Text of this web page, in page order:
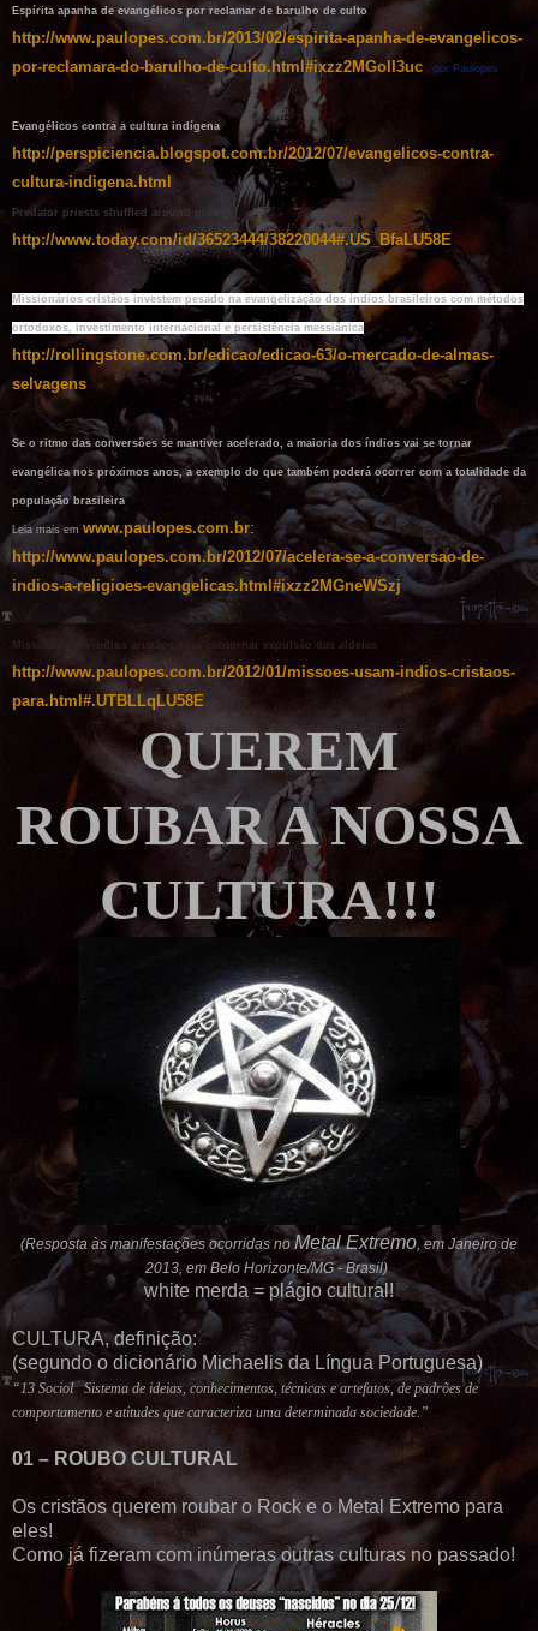
Espírita apanha de evangélicos por reclamar de barulho de culto
http://www.paulopes.com.br/2013/02/espirita-apanha-de-evangelicos-
por-reclamara-do-barulho-de-culto.html#ixzz2MGoII3uc , por Paulopes
Evangélicos contra a cultura indígena
http://perspiciencia.blogspot.com.br/2012/07/evangelicos-contra-
cultura-indigena.html
Predator priests shuffled around globe
http://www.today.com/id/36523444/38220044#.US_BfaLU58E
Missionários cristãos investem pesado na evangelização dos índios brasileiros com métodos
ortodoxos, investimento internacional e persistência messiânica
http://rollingstone.com.br/edicao/edicao-63/o-mercado-de-almas-
selvagens
Se o ritmo das conversões se mantiver acelerado, a maioria dos índios vai se tornar
evangélica nos próximos anos, a exemplo do que também poderá ocorrer com a totalidade da
população brasileira
Leia mais em www.paulopes.com.br:
http://www.paulopes.com.br/2012/07/acelera-se-a-conversao-de-
indios-a-religioes-evangelicas.html#ixzz2MGneWSzj
Missões usam índios cristãos para contornar expulsão das aldeias
http://www.paulopes.com.br/2012/01/missoes-usam-indios-cristaos-
para.html#.UTBLLqLU58E
QUEREM
ROUBAR A NOSSA
CULTURA!!!
(Resposta às manifestações ocorridas noMetal Extremo, em Janeiro de
2013, em Belo Horizonte/MG - Brasil)
white merda = plágio cultural!
CULTURA, definição:
(segundo o dicionário Michaelis da Língua Portuguesa)
“13 Sociol Sistema de ideias, conhecimentos, técnicas e artefatos, de padrões de
comportamento e atitudes que caracteriza uma determinada sociedade.”
01 – ROUBO CULTURAL
Os cristãos querem roubar o Rock e o Metal Extremo para
eles!
Como já fizeram com inúmeras outras culturas no passado!